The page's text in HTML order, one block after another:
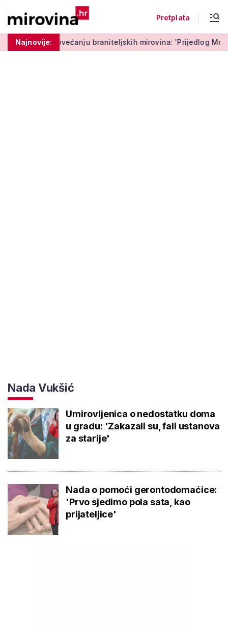
Pretplata
Najnovije:
Medved o povećanju braniteljskih mirovina: 'Prijedlog
Nada Vukšić
Umirovljenica o nedostatku doma
u gradu: 'Zakazali su, fali ustanova
za starije'
Nada o pomoći gerontodomaćice:
'Prvo sjedimo pola sata, kao
prijateljice'